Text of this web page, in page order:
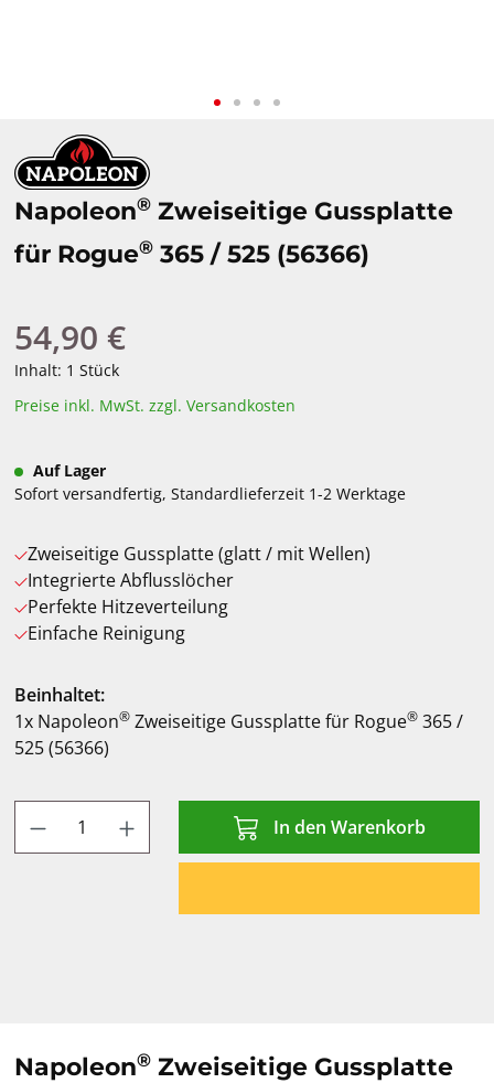
Napoleon® Zweiseitige Gussplatte
für Rogue® 365 / 525 (56366)
Regulärer Preis:
54,90 €
Inhalt: 1 Stück
Preise inkl. MwSt. zzgl. Versandkosten
Auf Lager
Sofort versandfertig, Standardlieferzeit 1-2 Werktage
Zweiseitige Gussplatte (glatt / mit Wellen)
Integrierte Abflusslöcher
Perfekte Hitzeverteilung
Einfache Reinigung
Beinhaltet:
1x Napoleon® Zweiseitige Gussplatte für Rogue® 365 /
525 (56366)
Produkt Anzahl: Gib den gewünschten
In den Warenkorb
Napoleon® Zweiseitige Gussplatte